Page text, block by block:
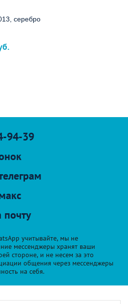
серебро
94-39
почту
учитывайте, мы не
мессенджеры хранят ваши
стороне, и не несем за это
общения через мессенджеры
на себя.